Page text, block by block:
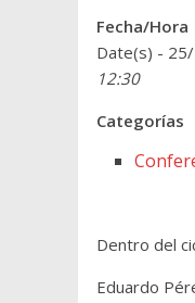
Fecha/Hora
Date(s) -
12:30
Categorías
Dentro del
Eduardo